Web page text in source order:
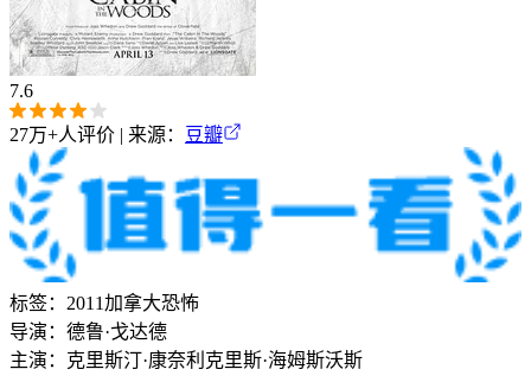
7.6
27万+人评价 | 来源： 豆瓣
标签： 2011加拿大恐怖
导演： 德鲁·戈达德
主演： 克里斯汀·康奈利 克里斯·海姆斯沃斯